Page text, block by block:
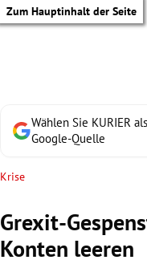
Zum Hauptinhalt der Seite
Wählen Sie KURIER
Google-Quelle
Krise
Grexit-
Konten leeren